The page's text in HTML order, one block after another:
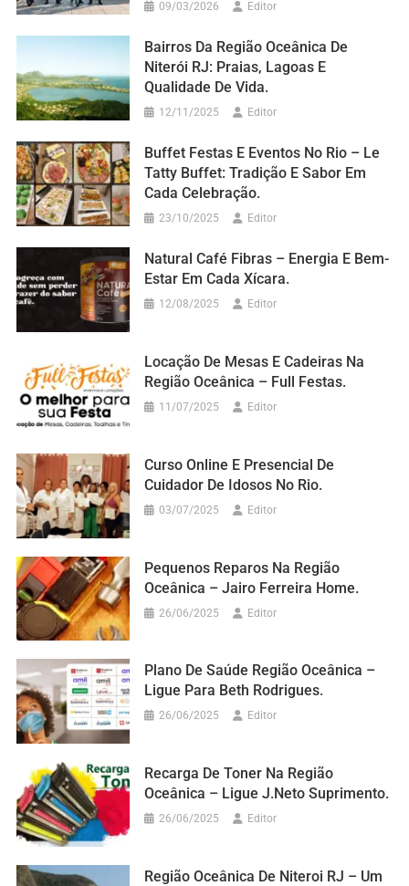
09/03/2026 Editor
Bairros Da Região Oceânica De
Niterói RJ: Praias, Lagoas E
Qualidade De Vida.
12/11/2025 Editor
Buffet Festas E Eventos No Rio – Le
Tatty Buffet: Tradição E Sabor Em
Cada Celebração.
23/10/2025 Editor
Natural Café Fibras – Energia E Bem-
Estar Em Cada Xícara.
12/08/2025 Editor
Locação De Mesas E Cadeiras Na
Região Oceânica – Full Festas.
11/07/2025 Editor
Curso Online E Presencial De
Cuidador De Idosos No Rio.
03/07/2025 Editor
Pequenos Reparos Na Região
Oceânica – Jairo Ferreira Home.
26/06/2025 Editor
Plano De Saúde Região Oceânica –
Ligue Para Beth Rodrigues.
26/06/2025 Editor
Recarga De Toner Na Região
Oceânica – Ligue J.Neto Suprimento.
26/06/2025 Editor
Região Oceânica De Niteroi RJ – Um